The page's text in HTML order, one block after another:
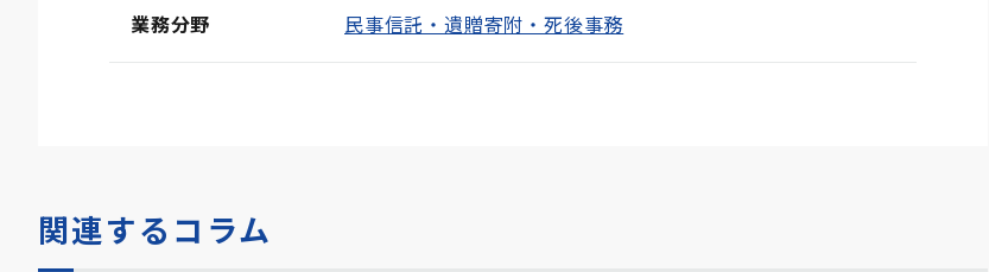
業務分野 民事信託・遺贈寄附・死後事務
関連するコラム